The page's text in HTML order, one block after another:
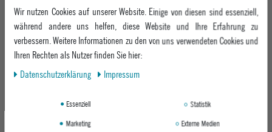
MAZINE DAMEN HEMD 3/4 SLEEVE
LINEN SHIRT
MOON
UVP 79,95 €
64,95 €
MAZINE DAMEN ÜBERGANGSJACKE
SHORT COTTON BOMBER
LIGHT BLUE
Wir nutzen Cookies auf unserer Website. Einige von diesen sind essenziell,
während andere uns helfen, diese Website und Ihre Erfahrung zu
verbessern. Weitere Informationen zu den von uns verwendeten Cookies und
Ihren Rechten als Nutzer finden Sie hier:
Daten­schutz­erklärung
Impressum
Essenziell
Statistik
Marketing
Externe Medien